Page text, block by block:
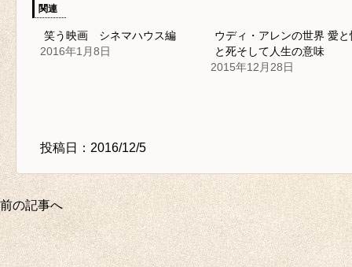
関連
笑う映画 シネマハウス編
2016年1月8日
ウディ・アレンの世界 愛と
と死そして人生の意味
2015年12月28日
投稿日：2016/12/5
前の記事へ